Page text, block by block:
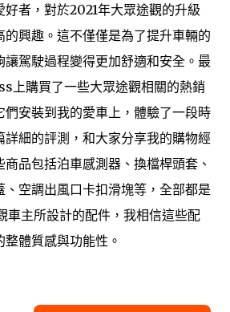
者，對於2021年大眾途觀的升級
的興趣。這不僅僅是為了提升車輛的
讓駕駛過程變得更加舒適和安全。最
上購買了一些大眾途觀相關的熱銷
們安裝到我的愛車上，體驗了一段時
詳細的評測，和大家分享我的購物經
品包括泊車感測器、換檔桿頭套、
、空調出風口卡扣滑塊等，全部都是
車主所設計的配件，我相信這些配
體質感與功能性。